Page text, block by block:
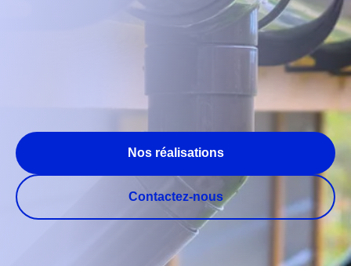
Nos réalisations
Contactez-nous